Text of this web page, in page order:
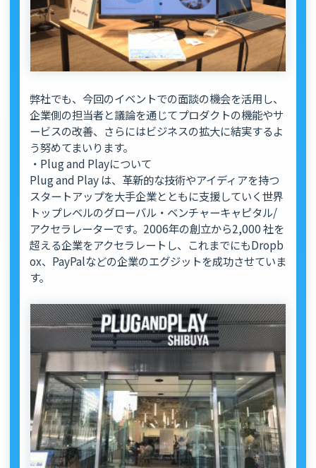
弊社でも、今回のイベントでの面談の機会を活用し、
企業側の担当者と議論を通じてプロダクトの機能やサ
ービスの改善、さらにはビジネスの拡大に結実するよ
う努めてまいります。
・Plug and Playについて
Plug and Play は、革新的な技術やアイディアを持つ
スタートアップを大手企業とともに支援していく世界
トップレベルのグローバル・ベンチャーキャピタル/
アクセラレーターです。2006年の創立から2,000 社を
超える企業をアクセラレートし、これまでにもDropb
ox、PayPalなどの企業のエグジットを成功させていま
す。